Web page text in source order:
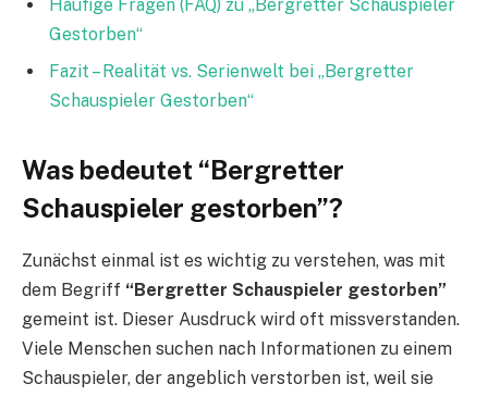
Häufige Fragen (FAQ) zu „Bergretter Schauspieler
Gestorben“
Fazit – Realität vs. Serienwelt bei „Bergretter
Schauspieler Gestorben“
Was bedeutet “Bergretter
Schauspieler gestorben”?
Zunächst einmal ist es wichtig zu verstehen, was mit
dem Begriff “Bergretter Schauspieler gestorben”
gemeint ist. Dieser Ausdruck wird oft missverstanden.
Viele Menschen suchen nach Informationen zu einem
Schauspieler, der angeblich verstorben ist, weil sie